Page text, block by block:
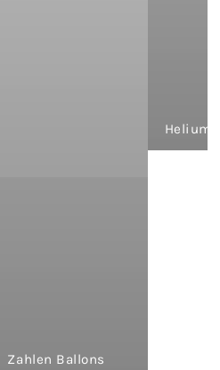
Zahlen Ballons